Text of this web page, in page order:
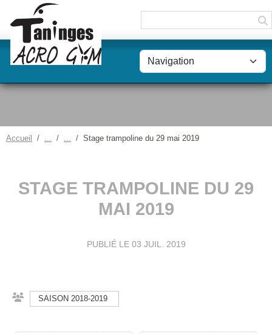
Accueil Stage trampoline du 29 mai 2019
STAGE TRAMPOLINE DU 29
MAI 2019
PUBLIÉ LE 03 JUIL. 2019
SAISON 2018-2019
Panneau de gestion des cookies